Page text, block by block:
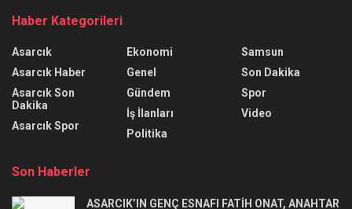
Haber Kategorileri
Asarcık
Asarcık Haber
Asarcık Son
Dakika
Asarcık Spor
Ekonomi
Genel
Gündem
İş İlanları
Politika
Samsun
Son Dakika
Spor
Video
Son Haberler
ASARCIK’IN GENÇ ESNAFI FATİH ONAT, ANAHTAR